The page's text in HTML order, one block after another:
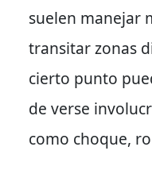
suelen manejar
transitar zonas
cierto punto
de verse
como choque,